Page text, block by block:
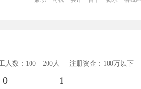
人数：100—200人 注册资金：100万以下
0 1